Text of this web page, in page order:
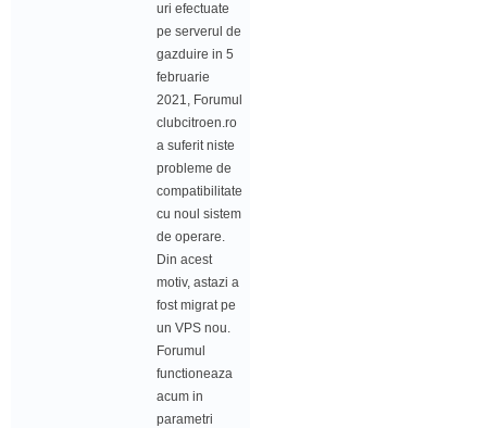
uri efectuate
pe serverul de
gazduire in 5
februarie
2021, Forumul
clubcitroen.ro
a suferit niste
probleme de
compatibilitate
cu noul sistem
de operare.
Din acest
motiv, astazi a
fost migrat pe
un VPS nou.
Forumul
functioneaza
acum in
parametri